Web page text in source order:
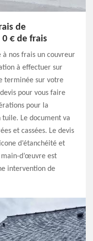
de
€ de frais
à nos frais un couvreur
à effectuer sur
terminée sur votre
pour vous faire
pour la
Le document va
et cassées. Le devis
d’étanchéité et
d’œuvre est
intervention de